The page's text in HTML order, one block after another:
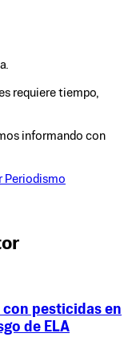
requiere tiempo,
informando con
Periodismo
pesticidas en
de ELA